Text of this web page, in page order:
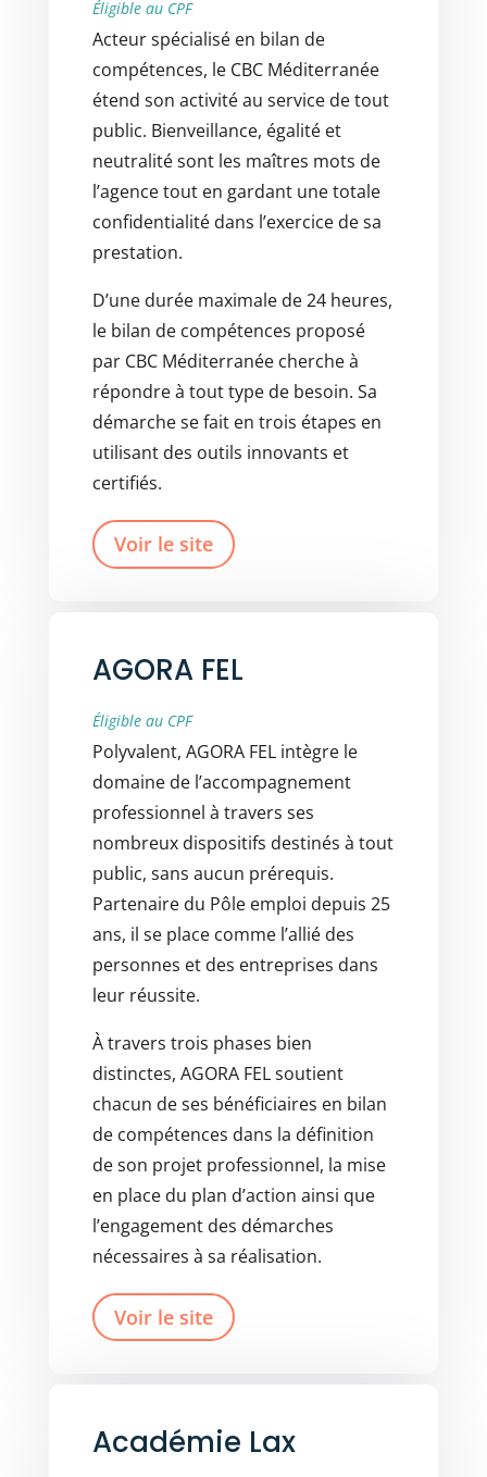
Éligible au CPF
Acteur spécialisé en bilan de
compétences, le CBC Méditerranée
étend son activité au service de tout
public. Bienveillance, égalité et
neutralité sont les maîtres mots de
l’agence tout en gardant une totale
confidentialité dans l’exercice de sa
prestation.
D’une durée maximale de 24 heures,
le bilan de compétences proposé
par CBC Méditerranée cherche à
répondre à tout type de besoin. Sa
démarche se fait en trois étapes en
utilisant des outils innovants et
certifiés.
Voir le site
AGORA FEL
Éligible au CPF
Polyvalent, AGORA FEL intègre le
domaine de l’accompagnement
professionnel à travers ses
nombreux dispositifs destinés à tout
public, sans aucun prérequis.
Partenaire du Pôle emploi depuis 25
ans, il se place comme l’allié des
personnes et des entreprises dans
leur réussite.
À travers trois phases bien
distinctes, AGORA FEL soutient
chacun de ses bénéficiaires en bilan
de compétences dans la définition
de son projet professionnel, la mise
en place du plan d’action ainsi que
l’engagement des démarches
nécessaires à sa réalisation.
Voir le site
Académie Lax